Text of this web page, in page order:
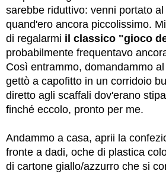
sarebbe riduttivo: venni portato
quand'ero ancora piccolissimo.
di regalarmi il classico "gioco
probabilmente frequentavo
Così entrammo, domandammo
gettò a capofitto in un corridoio
diretto agli scaffali dov'erano
finché eccolo, pronto per me.
Andammo a casa, aprii la
fronte a dadi, oche di plastica
di cartone giallo/azzurro che si